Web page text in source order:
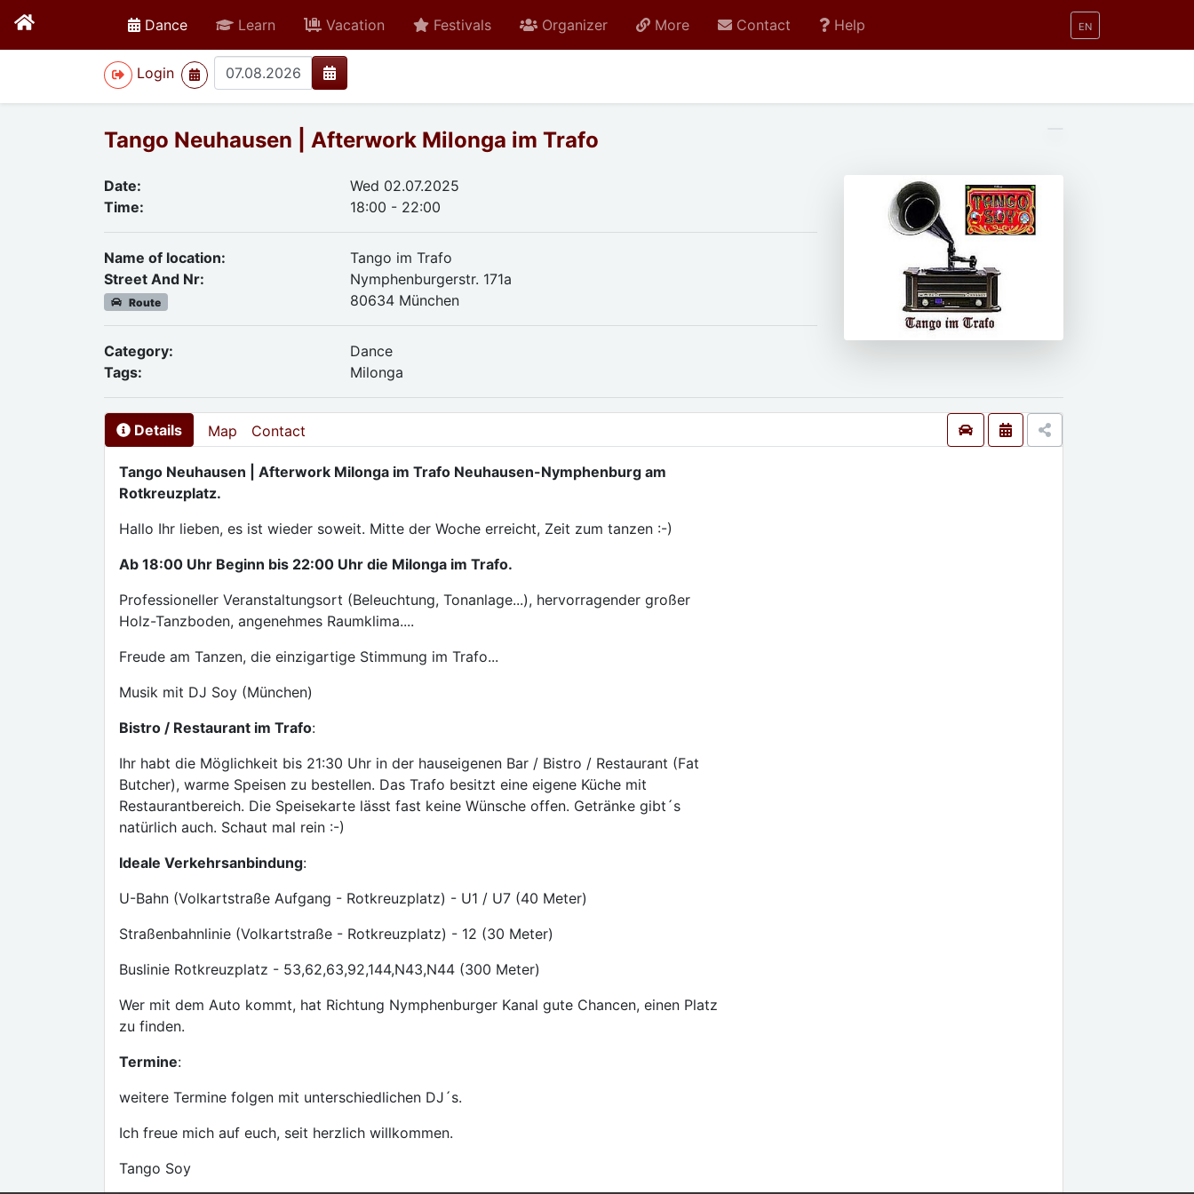
Danceactive Learn Vacation Festivals Organizer More Contact Help EN
Login
>
Tango Neuhausen | Afterwork Milonga im Trafo
Date:
Wed 02.07.2025
Time:
18:00 - 22:00
Name of location:
Tango im Trafo
Street And Nr:
Route
Nymphenburgerstr. 171a
80634 München
Category:
Dance
Tags:
Milonga
Details Map Contact
Tango Neuhausen | Afterwork Milonga im Trafo Neuhausen-Nymphenburg am
Rotkreuzplatz.
Hallo Ihr lieben, es ist wieder soweit. Mitte der Woche erreicht, Zeit zum tanzen :-)
Ab 18:00 Uhr Beginn bis 22:00 Uhr die Milonga im Trafo.
Professioneller Veranstaltungsort (Beleuchtung, Tonanlage...), hervorragender großer
Holz-Tanzboden, angenehmes Raumklima....
Freude am Tanzen, die einzigartige Stimmung im Trafo...
Musik mit DJ Soy (München)
Bistro / Restaurant im Trafo:
Ihr habt die Möglichkeit bis 21:30 Uhr in der hauseigenen Bar / Bistro / Restaurant (Fat
Butcher), warme Speisen zu bestellen. Das Trafo besitzt eine eigene Küche mit
Restaurantbereich. Die Speisekarte lässt fast keine Wünsche offen. Getränke gibt´s
natürlich auch. Schaut mal rein :-)
Ideale Verkehrsanbindung:
U-Bahn (Volkartstraße Aufgang - Rotkreuzplatz) - U1 / U7 (40 Meter)
Straßenbahnlinie (Volkartstraße - Rotkreuzplatz) - 12 (30 Meter)
Buslinie Rotkreuzplatz - 53,62,63,92,144,N43,N44 (300 Meter)
Wer mit dem Auto kommt, hat Richtung Nymphenburger Kanal gute Chancen, einen Platz
zu finden.
Termine:
weitere Termine folgen mit unterschiedlichen DJ´s.
Ich freue mich auf euch, seit herzlich willkommen.
Tango Soy